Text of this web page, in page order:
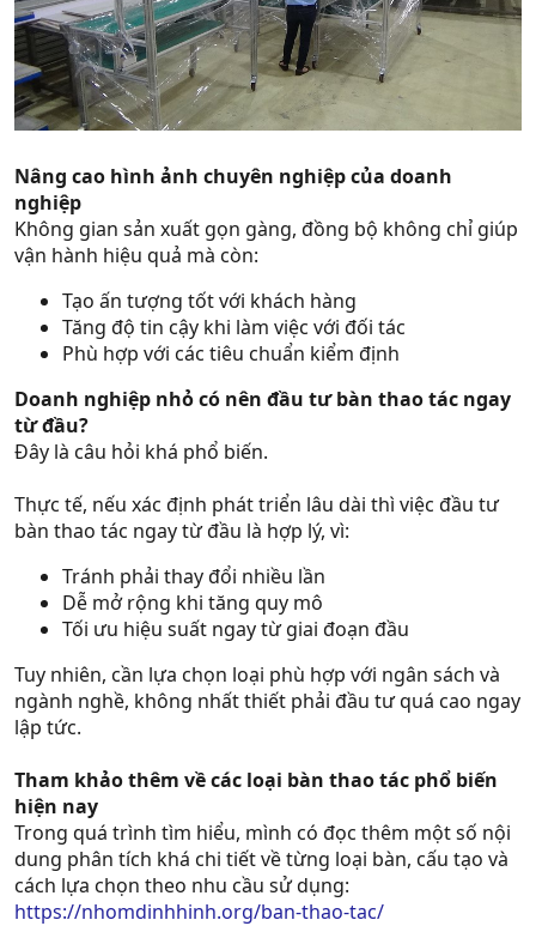
Nâng cao hình ảnh chuyên nghiệp của doanh
nghiệp
Không gian sản xuất gọn gàng, đồng bộ không chỉ giúp
vận hành hiệu quả mà còn:
Tạo ấn tượng tốt với khách hàng
Tăng độ tin cậy khi làm việc với đối tác
Phù hợp với các tiêu chuẩn kiểm định
Doanh nghiệp nhỏ có nên đầu tư bàn thao tác ngay
từ đầu?
Đây là câu hỏi khá phổ biến.
Thực tế, nếu xác định phát triển lâu dài thì việc đầu tư
bàn thao tác ngay từ đầu là hợp lý, vì:
Tránh phải thay đổi nhiều lần
Dễ mở rộng khi tăng quy mô
Tối ưu hiệu suất ngay từ giai đoạn đầu
Tuy nhiên, cần lựa chọn loại phù hợp với ngân sách và
ngành nghề, không nhất thiết phải đầu tư quá cao ngay
lập tức.
Tham khảo thêm về các loại bàn thao tác phổ biến
hiện nay
Trong quá trình tìm hiểu, mình có đọc thêm một số nội
dung phân tích khá chi tiết về từng loại bàn, cấu tạo và
cách lựa chọn theo nhu cầu sử dụng:
https://nhomdinhhinh.org/ban-thao-tac/